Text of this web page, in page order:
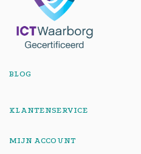
BLOG
KLANTENSERVICE
MIJN ACCOUNT